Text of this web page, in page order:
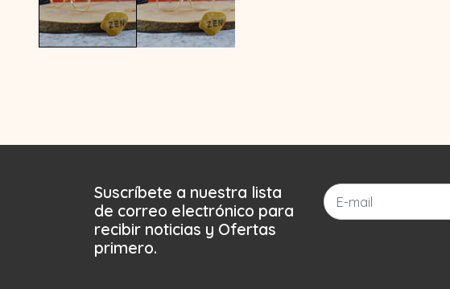
Suscríbete a nuestra lista
de correo electrónico para
recibir noticias y Ofertas
primero.